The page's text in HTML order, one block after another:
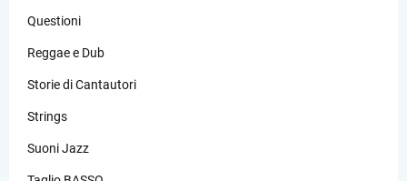
Questioni
Reggae e Dub
Storie di Cantautori
Strings
Suoni Jazz